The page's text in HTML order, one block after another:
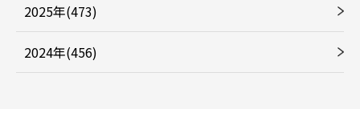
2025年(473)
2024年(456)